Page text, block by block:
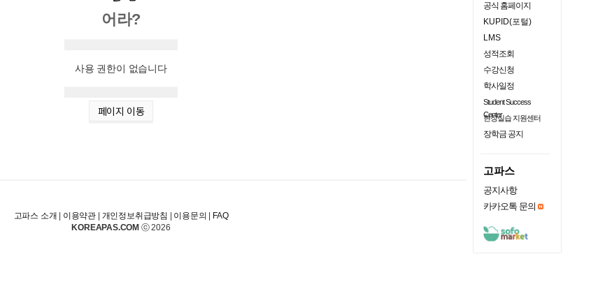
어라?
사용 권한이 없습니다
페이지 이동
공식 홈페이지
KUPID(포털)
LMS
성적조회
수강신청
학사일정
Student Success
Center
현장실습 지원센터
장학금 공지
고파스
공지사항
카카오톡 문의
고파스 소개 이용약관 개인정보취급방침 이용문의
FAQ
KOREAPAS.COM ⓒ 2026